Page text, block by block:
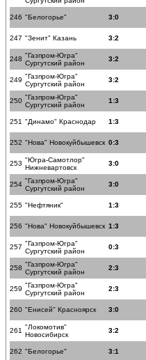
246 "Белогорье" 3:0
247 "Зенит" Казань 3:2
248 "Газпром-Югра"
Сургутский район
3:2
249 "Газпром-Югра"
Сургутский район
3:2
250 "Газпром-Югра"
Сургутский район
1:3
251 "Динамо" Краснодар 1:3
252 "Нова" Новокуйбышевск 0:3
253 "Югра-Самотлор"
Нижневартовск
3:0
254 "Газпром-Югра"
Сургутский район
3:0
255 "Нефтяник" 1:3
256 "Нова" Новокуйбышевск 1:3
257 "Газпром-Югра"
Сургутский район
0:3
258 "Газпром-Югра"
Сургутский район
2:3
259 "Газпром-Югра"
Сургутский район
2:3
260 "Енисей" Красноярск 3:0
261 "Локомотив"
Новосибирск
3:2
262 "Белогорье" 3:1